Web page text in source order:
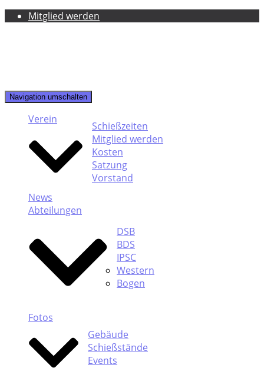
Mitglied werden
Navigation umschalten
Verein
Schießzeiten
Mitglied werden
Kosten
Satzung
Vorstand
News
Abteilungen
DSB
BDS
IPSC
Western
Bogen
Fotos
Gebäude
Schießstände
Events